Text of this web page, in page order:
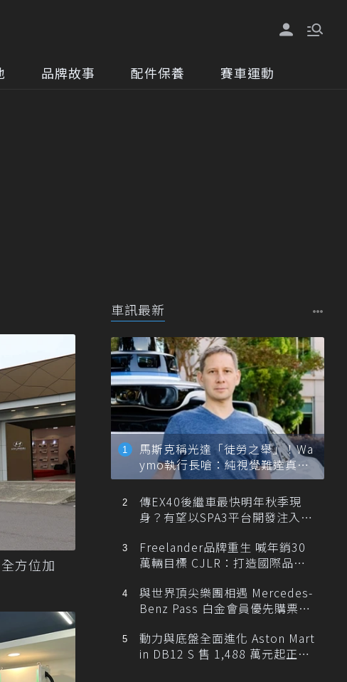
品牌故事 配件保養 賽車運動
方位加
車訊最新
馬斯克稱光達「徒勞之舉」！Wa
ymo執行長嗆：純視覺難達真正
自動駕駛
傳EX40後繼車最快明年秋季現
身？有望以SPA3平台開發注入80
Freelander品牌重生 喊年銷30
萬輛目標 CJLR：打造國際品牌
與世界頂尖樂團相遇 Mercedes-
Benz Pass 白金會員優先購票維
動力與底盤全面進化 Aston Mart
in DB12 S 售 1,488 萬元起正式